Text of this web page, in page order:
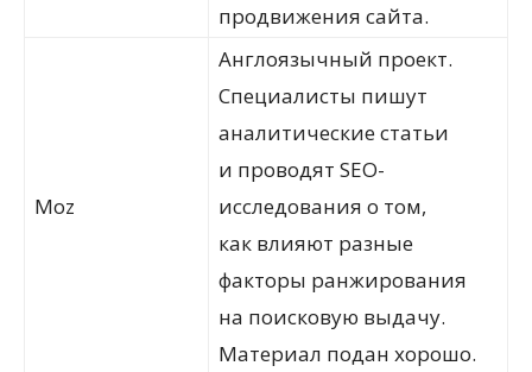
продвижения сайта.
Moz
Англоязычный проект.
Специалисты пишут
аналитические статьи
и проводят SEO-
исследования о том,
как влияют разные
факторы ранжирования
на поисковую выдачу.
Материал подан хорошо.